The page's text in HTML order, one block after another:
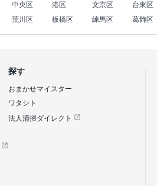
中央区 港区 文京区 台東区
荒川区 板橋区 練馬区 葛飾区
探す
おまかせマイスター
ワタシト
法人清掃ダイレクト